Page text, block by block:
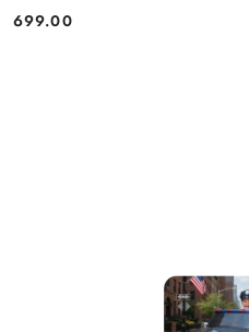
Cena:
699.00